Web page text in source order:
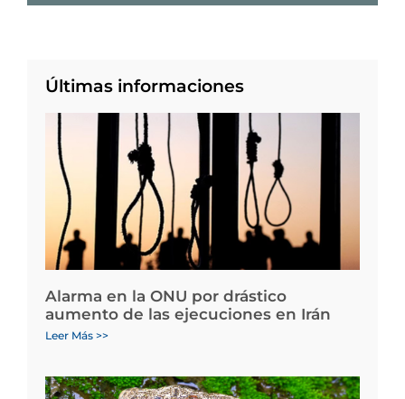
Últimas informaciones
Alarma en la ONU por drástico
aumento de las ejecuciones en Irán
Leer Más >>